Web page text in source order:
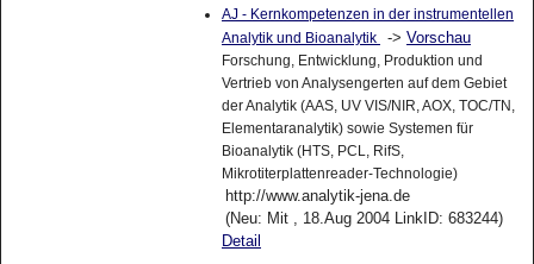
AJ - Kernkompetenzen in der instrumentellen
Analytik und Bioanalytik
-> Vorschau
Forschung, Entwicklung, Produktion und
Vertrieb von Analysengerten auf dem Gebiet
der Analytik (AAS, UV VIS/NIR, AOX, TOC/TN,
Elementaranalytik) sowie Systemen für
Bioanalytik (HTS, PCL, RifS,
Mikrotiterplattenreader-Technologie)
http://www.analytik-jena.de
(Neu: Mit , 18.Aug 2004 LinkID: 683244)
Detail